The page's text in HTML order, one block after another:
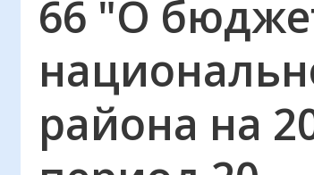
66 "О
района на